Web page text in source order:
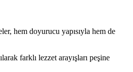
hem doyurucu yapısıyla hem de
farklı lezzet arayışları peşine